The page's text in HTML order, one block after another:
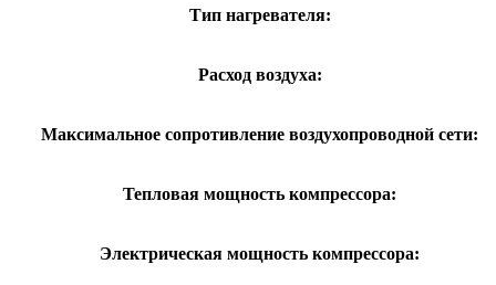
Тип нагревателя:
Расход воздуха:
Максимальное сопротивление воздухопроводной сети:
Тепловая мощность компрессора:
Электрическая мощность компрессора: